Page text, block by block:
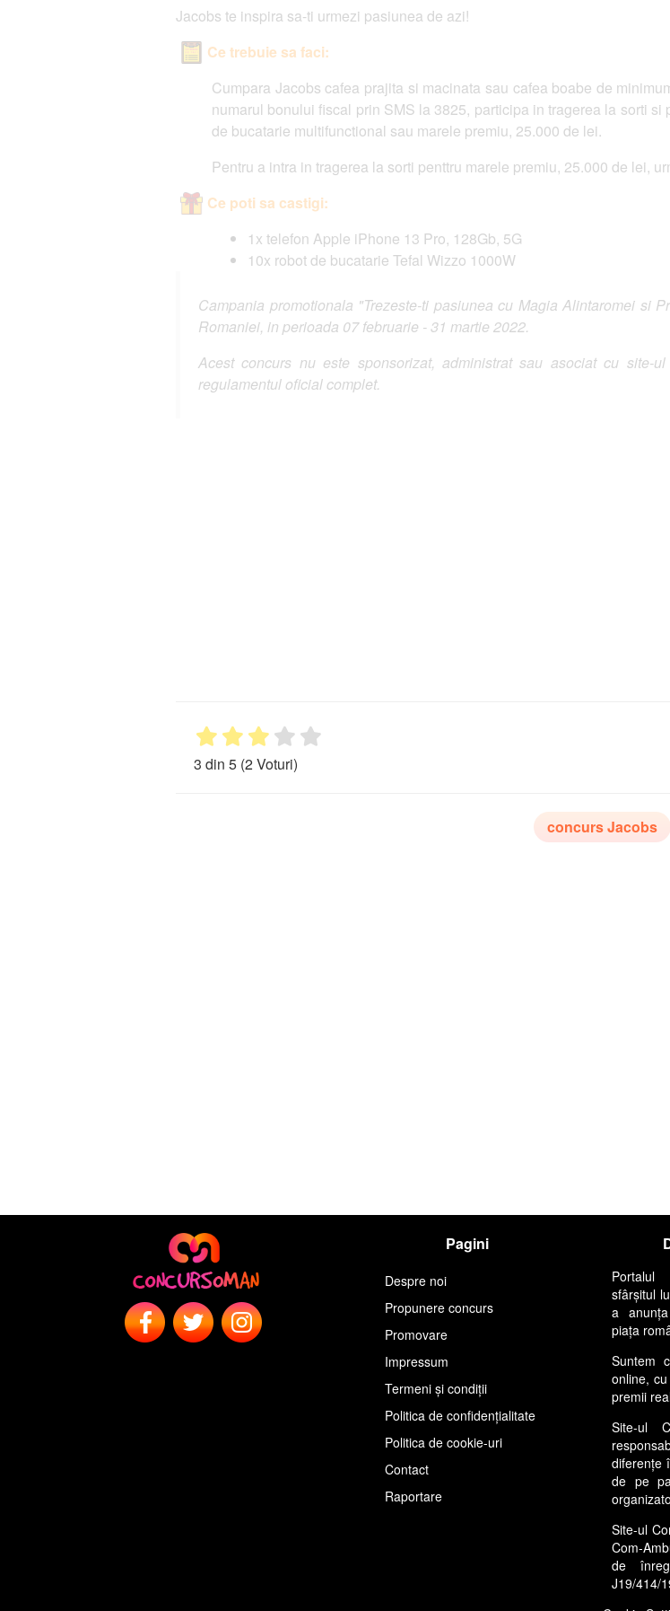
Jacobs te inspira sa-ti urmezi pasiunea de azi!
Ce trebuie sa faci:
Cumpara Jacobs cafea prajita si macinata sau cafea boabe de
numarul bonului fiscal prin SMS la 3825, participa in tragerea la sorti
de bucatarie multifunctional sau marele premiu, 25.000 de lei.
Pentru a intra in tragerea la sorti penttru marele premiu, 25.000 de lei,
Ce poti sa castigi:
1x telefon Apple iPhone 13 Pro, 128Gb, 5G
10x robot de bucatarie Tefal Wizzo 1000W
Campania promotionala "Trezeste-ti pasiunea cu Magia Alintaromei si
Romaniei, in perioada 07 februarie - 31 martie 2022.
Acest concurs nu este sponsorizat, administrat sau asociat cu site-
regulamentul oficial complet.
3 din 5 (2 Voturi)
concurs Jacobs
Pagini
Despre noi
Propunere concurs
Promovare
Impressum
Termeni și condiții
Politica de confidențialitate
Politica de cookie-uri
Contact
Raportare
Portalul
sfârșitul
a
piața
Suntem
online,
premii
Site-ul
diferențe
de pe
Site-ul
Com-
de
J19/414/